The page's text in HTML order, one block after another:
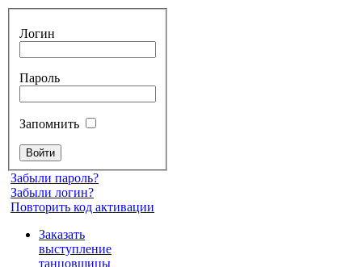
Логин
Пароль
Запомнить
Забыли пароль?
Забыли логин?
Повторить код активации
Заказать
выступление
танцовщицы